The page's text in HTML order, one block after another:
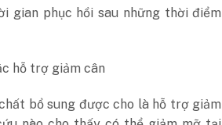
gian phục hồi sau những thời điểm
hỗ trợ giảm cân
bổ sung được cho là hỗ trợ giảm